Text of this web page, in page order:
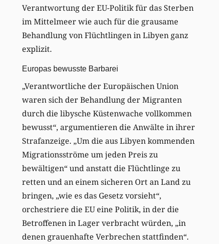
Verantwortung der EU-Politik für das Sterben
im Mittelmeer wie auch für die grausame
Behandlung von Flüchtlingen in Libyen ganz
explizit.
Europas bewusste Barbarei
„Verantwortliche der Europäischen Union
waren sich der Behandlung der Migranten
durch die libysche Küstenwache vollkommen
bewusst“, argumentieren die Anwälte in ihrer
Strafanzeige. „Um die aus Libyen kommenden
Migrationsströme um jeden Preis zu
bewältigen“ und anstatt die Flüchtlinge zu
retten und an einem sicheren Ort an Land zu
bringen, „wie es das Gesetz vorsieht“,
orchestriere die EU eine Politik, in der die
Betroffenen in Lager verbracht würden, „in
denen grauenhafte Verbrechen stattfinden“.